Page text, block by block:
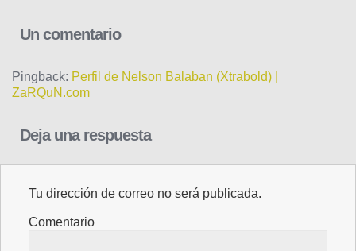
Un comentario
Pingback: Perfil de Nelson Balaban (Xtrabold) |
ZaRQuN.com
Deja una respuesta
Tu dirección de correo no será publicada.
Comentario